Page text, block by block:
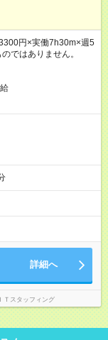
円×実働7h30m×週5
ではありません。
詳細へ
スタッフィング